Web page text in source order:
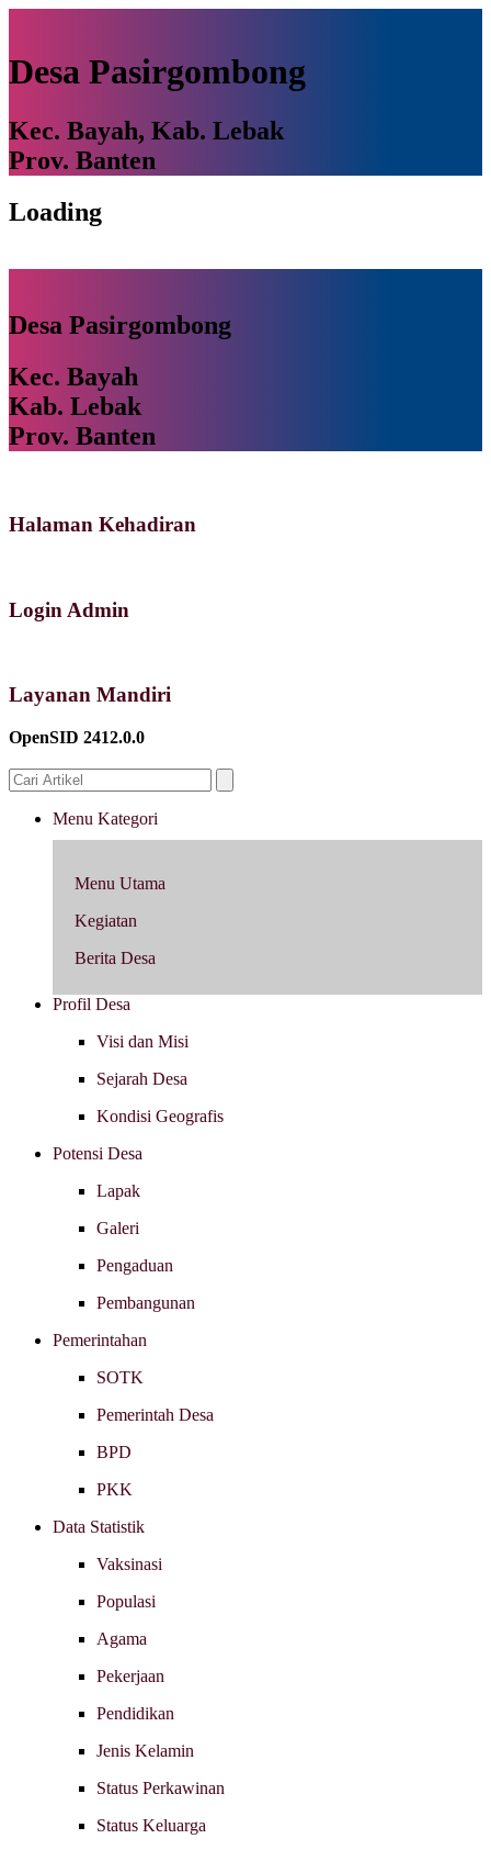
Desa Pasirgombong
Kec. Bayah, Kab. Lebak
Prov. Banten
Loading
Desa Pasirgombong
Kec. Bayah
Kab. Lebak
Prov. Banten
Halaman Kehadiran
Login Admin
Layanan Mandiri
OpenSID 2412.0.0
Menu Kategori
Menu Utama
Kegiatan
Berita Desa
Profil Desa
Visi dan Misi
Sejarah Desa
Kondisi Geografis
Potensi Desa
Lapak
Galeri
Pengaduan
Pembangunan
Pemerintahan
SOTK
Pemerintah Desa
BPD
PKK
Data Statistik
Vaksinasi
Populasi
Agama
Pekerjaan
Pendidikan
Jenis Kelamin
Status Perkawinan
Status Keluarga